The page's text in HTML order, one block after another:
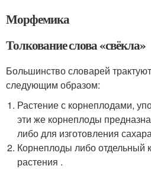
Морфемика
Толкование слова «свёкла»
Большинство словарей
следующим образом:
Растение с корнеплодами,
эти же корнеплоды
либо для изготовления
Корнеплоды либо отдельный
растения .